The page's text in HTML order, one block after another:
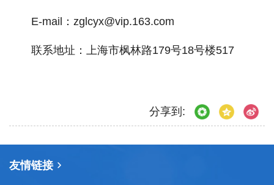
E-mail：zglcyx@vip.163.com
联系地址：上海市枫林路179号18号楼517
分享到:
友情链接